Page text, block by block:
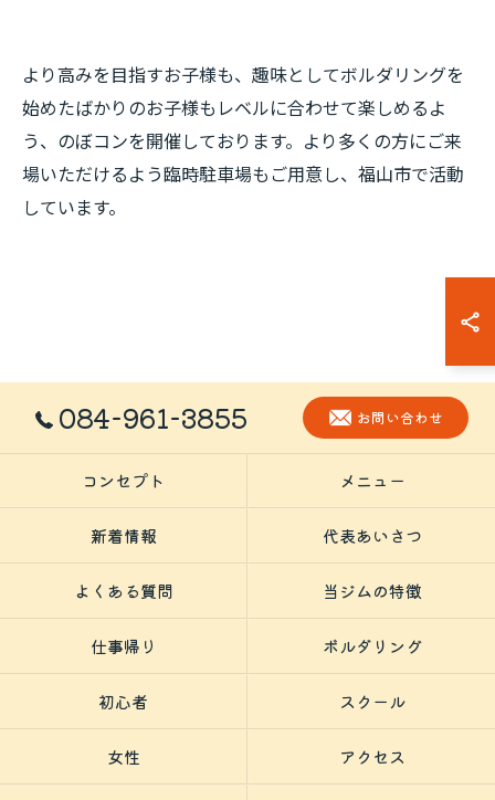
より高みを目指すお子様も、趣味としてボルダリングを
始めたばかりのお子様もレベルに合わせて楽しめるよ
う、のぼコンを開催しております。より多くの方にご来
場いただけるよう臨時駐車場もご用意し、福山市で活動
しています。
084-961-3855 お問い合わせ
コンセプト メニュー
新着情報 代表あいさつ
よくある質問 当ジムの特徴
仕事帰り ボルダリング
初心者 スクール
女性 アクセス